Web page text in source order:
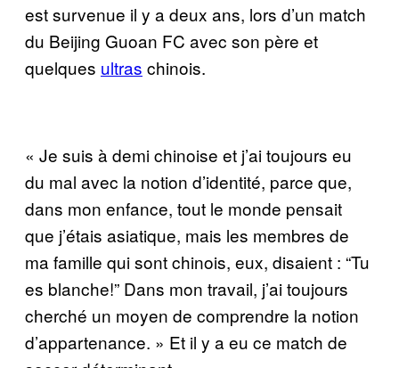
est survenue il y a deux ans, lors d’un match
du Beijing Guoan FC avec son père et
quelques ultras chinois.
« Je suis à demi chinoise et j’ai toujours eu
du mal avec la notion d’identité, parce que,
dans mon enfance, tout le monde pensait
que j’étais asiatique, mais les membres de
ma famille qui sont chinois, eux, disaient : “Tu
es blanche!” Dans mon travail, j’ai toujours
cherché un moyen de comprendre la notion
d’appartenance. » Et il y a eu ce match de